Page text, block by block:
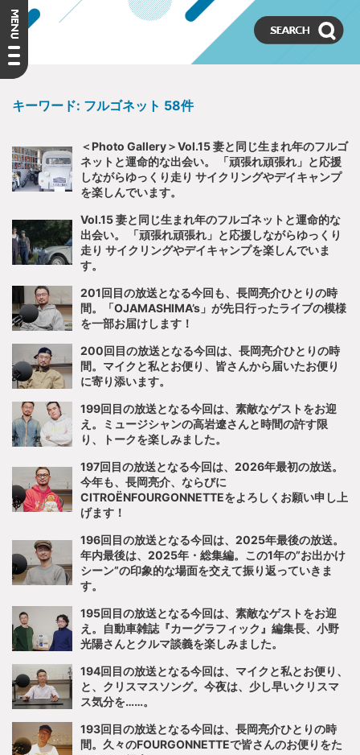
キーワード: フルゴネット 58件
＜Photo Gallery＞Vol.15 妻と同じ生まれ年のフルゴ
ネットと運命的な出会い。 「頑張れ頑張れ」と応援
しながらゆっくり走り サイクリングやデイキャンプ
を楽しんでいます。
Vol.15 妻と同じ生まれ年のフルゴネットと運命的な
出会い。 「頑張れ頑張れ」と応援しながらゆっくり
走り サイクリングやデイキャンプを楽しんでいま
す。
201回目の放送となる今回も、長岡亮介ひとりの時
間。「OJAMASHIMA’s」が先日行ったライブの模様
を一部お届けします！
200回目の放送となる今回は、長岡亮介ひとりの時
間。マイクと私とお便り、皆さんから届いたお便り
に寄り添います。
199回目の放送となる今回は、素敵なゲストをお迎
え。ミュージシャンの高岩遼さんと時間の許す限
り、トークを楽しみました。
197回目の放送となる今回は、2026年最初の放送。
今年も、長岡亮介、ならびに
CITROËNFOURGONNETTEをよろしくお願い申し上
げます！
196回目の放送となる今回は、2025年最後の放送。
年内最後は、2025年・総集編。この1年の”お出かけ
シーン”の印象的な場面を交えて振り返っていきま
す。
195回目の放送となる今回は、素敵なゲストをお迎
え。自動車雑誌『カーグラフィック』編集長、小野
光陽さんとクルマ談義を楽しみました。
194回目の放送となる今回は、マイクと私とお便り、
と、クリスマスソング。今夜は、少し早いクリスマ
ス気分を……。
193回目の放送となる今回は、長岡亮介ひとりの時
間。久々のFOURGONNETTEで皆さんのお便りをた